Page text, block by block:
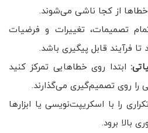
خطاها از کجا ناشی می‌شوند.
تصمیمات، تغییرات و فرضیات
فرآیند قابل پیگیری باشد.
:ابتدا روی خطاهایی تمرکز کنید
را روی تصمیم‌گیری می‌گذارند.
را با اسکریپت‌نویسی یا ابزارها
بالا برود.